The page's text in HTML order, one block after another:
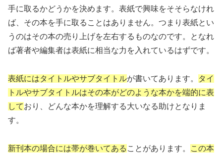
手に取るかどうかを決めます。表紙で興味をそそらなけれ
ば、その本を手に取ることはありません。つまり表紙とい
うのはその本の売り上げを左右するものなのです。となれ
ば著者や編集者は表紙に相当な力を入れているはずです。
表紙にはタイトルやサブタイトルが書いてあります。
タイ
トルやサブタイトルはその本がどのような本かを端的に表
しており、どんな本かを理解する大いなる助けとなりま
す。
新刊本の場合には帯が巻いてある ことがあります。
この本